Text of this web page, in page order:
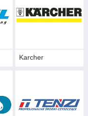
Karcher